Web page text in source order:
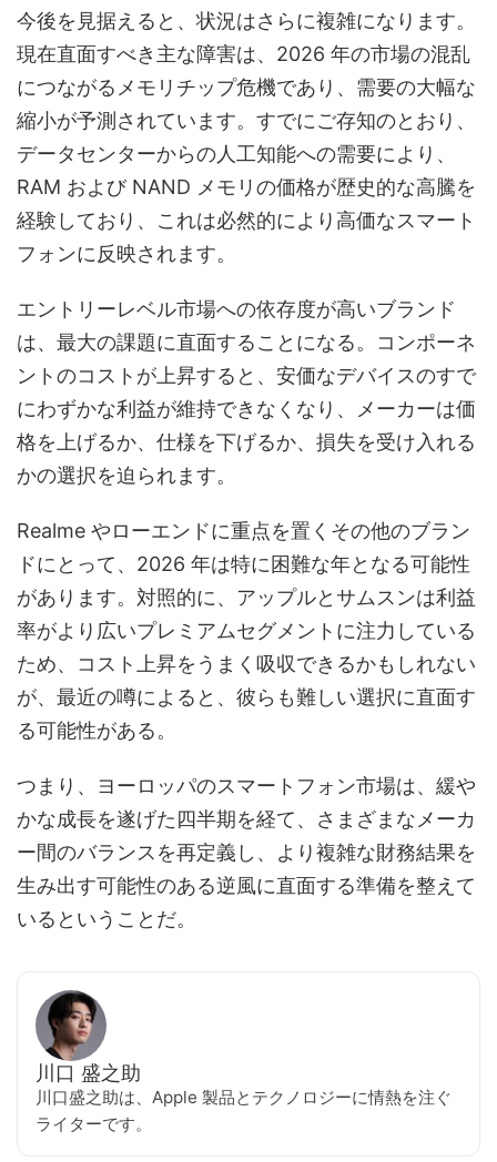
今後を見据えると、状況はさらに複雑になります。
現在直面すべき主な障害は、2026 年の市場の混乱
につながるメモリチップ危機であり、需要の大幅な
縮小が予測されています。すでにご存知のとおり、
データセンターからの人工知能への需要により、
RAM および NAND メモリの価格が歴史的な高騰を
経験しており、これは必然的により高価なスマート
フォンに反映されます。
エントリーレベル市場への依存度が高いブランド
は、最大の課題に直面することになる。コンポーネ
ントのコストが上昇すると、安価なデバイスのすで
にわずかな利益が維持できなくなり、メーカーは価
格を上げるか、仕様を下げるか、損失を受け入れる
かの選択を迫られます。
Realme やローエンドに重点を置くその他のブラン
ドにとって、2026 年は特に困難な年となる可能性
があります。対照的に、アップルとサムスンは利益
率がより広いプレミアムセグメントに注力している
ため、コスト上昇をうまく吸収できるかもしれない
が、最近の噂によると、彼らも難しい選択に直面す
る可能性がある。
つまり、ヨーロッパのスマートフォン市場は、緩や
かな成長を遂げた四半期を経て、さまざまなメーカ
ー間のバランスを再定義し、より複雑な財務結果を
生み出す可能性のある逆風に直面する準備を整えて
いるということだ。
川口 盛之助
川口盛之助は、Apple 製品とテクノロジーに情熱を注ぐ
ライターです。